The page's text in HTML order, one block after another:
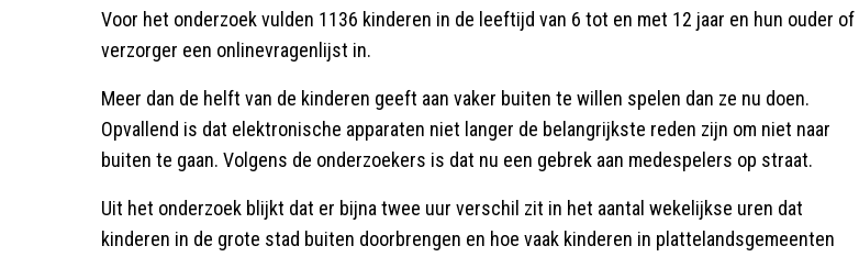
Voor het onderzoek vulden 1136 kinderen in de leeftijd van 6 tot en met 12 jaar en hun ouder of
verzorger een onlinevragenlijst in.
Meer dan de helft van de kinderen geeft aan vaker buiten te willen spelen dan ze nu doen.
Opvallend is dat elektronische apparaten niet langer de belangrijkste reden zijn om niet naar
buiten te gaan. Volgens de onderzoekers is dat nu een gebrek aan medespelers op straat.
Uit het onderzoek blijkt dat er bijna twee uur verschil zit in het aantal wekelijkse uren dat
kinderen in de grote stad buiten doorbrengen en hoe vaak kinderen in plattelandsgemeenten